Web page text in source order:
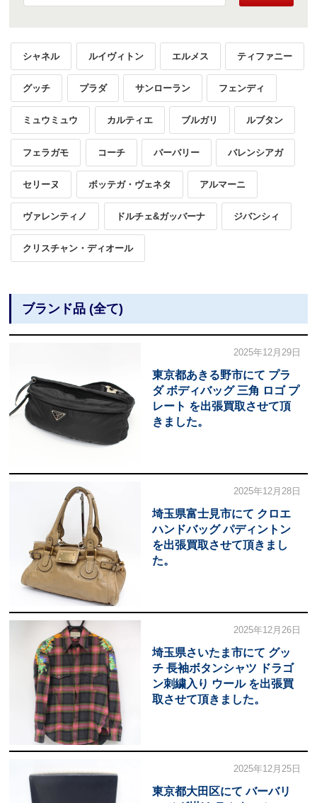
シャネル ルイヴィトン エルメス ティファニー
グッチ プラダ サンローラン フェンディ
ミュウミュウ カルティエ ブルガリ ルブタン
フェラガモ コーチ バーバリー バレンシアガ
セリーヌ ボッテガ・ヴェネタ アルマーニ
ヴァレンティノ ドルチェ&ガッバーナ ジバンシィ
クリスチャン・ディオール
ブランド品 (全て)
2025年12月29日
東京都あきる野市にて プラ
ダ ボディバッグ 三角 ロゴ プ
レート を出張買取させて頂
きました。
2025年12月28日
埼玉県富士見市にて クロエ
ハンドバッグ パディントン
を出張買取させて頂きまし
た。
2025年12月26日
埼玉県さいたま市にて グッ
チ 長袖ボタンシャツ ドラゴ
ン刺繍入り ウール を出張買
取させて頂きました。
2025年12月25日
東京都大田区にて バーバリ